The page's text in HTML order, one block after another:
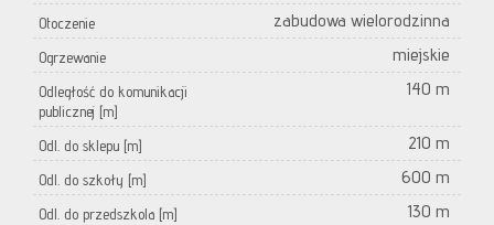
Otoczenie zabudowa wielorodzinna
Ogrzewanie miejskie
Odległość do komunikacji
publicznej [m]
140 m
Odl. do sklepu [m] 210 m
Odl. do szkoły [m] 600 m
Odl. do przedszkola [m] 130 m